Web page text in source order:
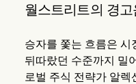
월스트리트의 경고
승자를 쫓는 흐름은
뒤따랐던 수준까지 밀
로벌 주식 전략가 알